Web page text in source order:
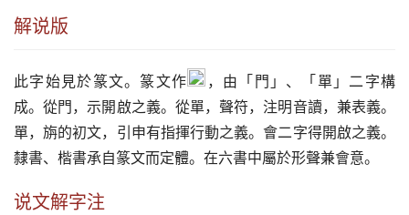
解说版
此字始見於篆文。篆文作
，由「門」、「單」二字構
成。從門，示開啟之義。從單，聲符，注明音讀，兼表義。
單，旃的初文，引申有指揮行動之義。會二字得開啟之義。
隸書、楷書承自篆文而定體。在六書中屬於形聲兼會意。
说文解字注